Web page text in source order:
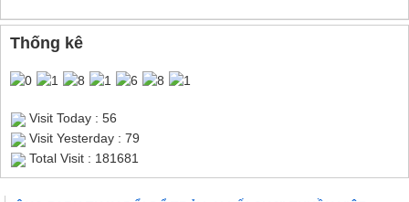
Thống kê
Visit Today : 56
Visit Yesterday : 79
Total Visit : 181681